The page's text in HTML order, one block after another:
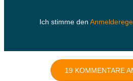
Ich stimme den
19 KOMMENTARE